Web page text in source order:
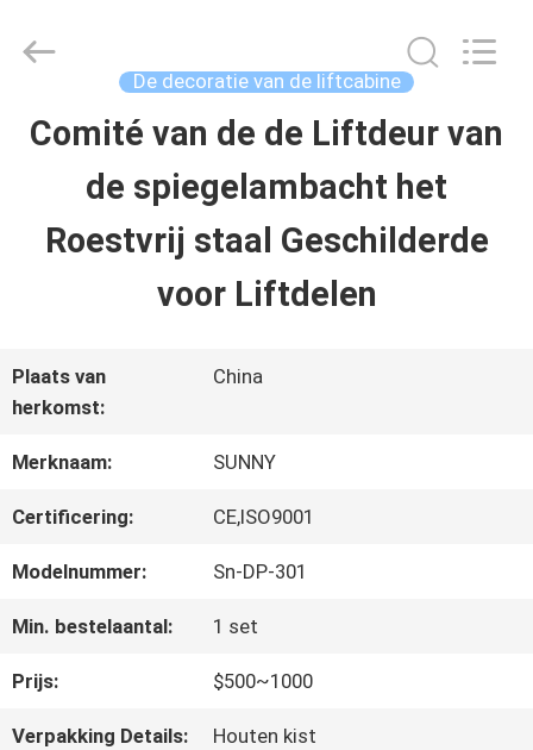
HUIS
PRODUCTEN
ONGEVEER
ONS
KWALITEITSCONTROLE
CONTACTEER
SUNNY
ELEVATOR
Rights
Reserved.
De decoratie van de liftcabine
Comité van de de Liftdeur van
de spiegelambacht het
Roestvrij staal Geschilderde
voor Liftdelen
Plaats van
herkomst:
China
Merknaam: SUNNY
Certificering: CE,ISO9001
Modelnummer: Sn-DP-301
Min. bestelaantal: 1 set
Prijs: $500~1000
Verpakking Details: Houten kist